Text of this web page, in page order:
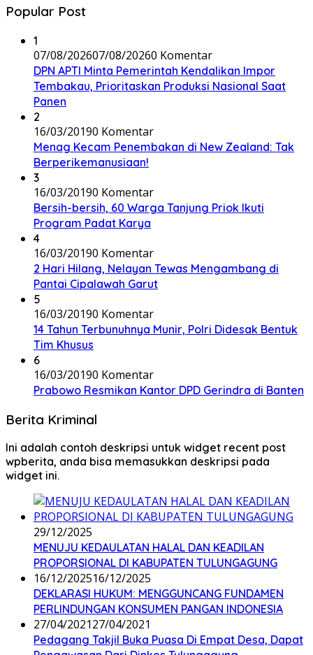
Popular Post
1
07/08/202607/08/20260 Komentar
DPN APTI Minta Pemerintah Kendalikan Impor
Tembakau, Prioritaskan Produksi Nasional Saat
Panen
2
16/03/20190 Komentar
Menag Kecam Penembakan di New Zealand: Tak
Berperikemanusiaan!
3
16/03/20190 Komentar
Bersih-bersih, 60 Warga Tanjung Priok Ikuti
Program Padat Karya
4
16/03/20190 Komentar
2 Hari Hilang, Nelayan Tewas Mengambang di
Pantai Cipalawah Garut
5
16/03/20190 Komentar
14 Tahun Terbunuhnya Munir, Polri Didesak Bentuk
Tim Khusus
6
16/03/20190 Komentar
Prabowo Resmikan Kantor DPD Gerindra di Banten
Berita Kriminal
Ini adalah contoh deskripsi untuk widget recent post
wpberita, anda bisa memasukkan deskripsi pada
widget ini.
29/12/2025
MENUJU KEDAULATAN HALAL DAN KEADILAN
PROPORSIONAL DI KABUPATEN TULUNGAGUNG
16/12/202516/12/2025
DEKLARASI HUKUM: MENGGUNCANG FUNDAMEN
PERLINDUNGAN KONSUMEN PANGAN INDONESIA
27/04/202127/04/2021
Pedagang Takjil Buka Puasa Di Empat Desa, Dapat